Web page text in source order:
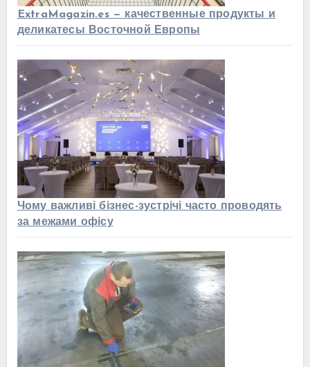
ExtraMagazin.es — качественные продукты и
деликатесы Восточной Европы
Чому важливі бізнес-зустрічі часто проводять
за межами офісу